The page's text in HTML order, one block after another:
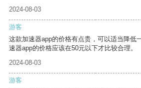
2024-08-03
游客
这款加速器app的价格有点贵，可以适当降低
速器app的价格应该在50元以下才比较合理。
2024-08-03
游客